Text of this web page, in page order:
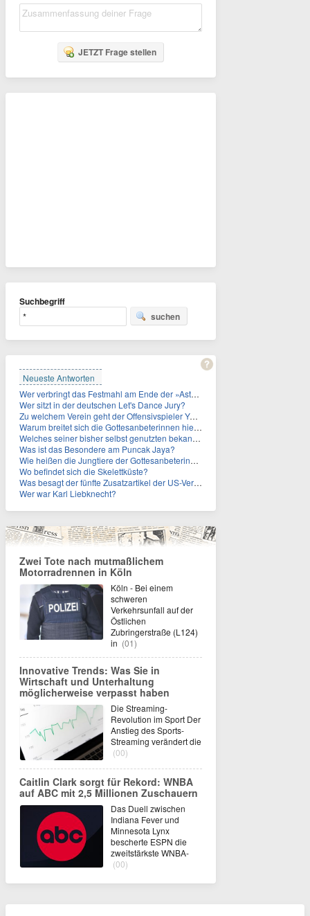
JETZT Frage stellen
Suchbegriff
suchen
Neueste Antworten
Wer verbringt das Festmahl am Ende der »Asterix«-Comics oft gefesselt und/oder geknebelt?
Wer sitzt in der deutschen Let's Dance Jury?
Zu welchem Verein geht der Offensivspieler Yan Diomande?
Warum breitet sich die Gottesanbeterinnen hierzulande immer weiter aus?
Welches seiner bisher selbst genutzten bekannten Gebäude verpachtet der Vatikan nun?
Was ist das Besondere am Puncak Jaya?
Wie heißen die Jungtiere der Gottesanbeterinnen?
Wo befindet sich die Skelettküste?
Was besagt der fünfte Zusatzartikel der US-Verfassung, auf den sich Fauci berief?
Wer war Karl Liebknecht?
Zwei Tote nach mutmaßlichem
Motorradrennen in Köln
Köln - Bei einem
schweren
Verkehrsunfall auf der
Östlichen
Zubringerstraße (L124)
in (01)
Innovative Trends: Was Sie in
Wirtschaft und Unterhaltung
möglicherweise verpasst haben
Die Streaming-
Revolution im Sport Der
Anstieg des Sports-
Streaming verändert die
(00)
Caitlin Clark sorgt für Rekord: WNBA
auf ABC mit 2,5 Millionen Zuschauern
Das Duell zwischen
Indiana Fever und
Minnesota Lynx
bescherte ESPN die
zweitstärkste WNBA-
(00)